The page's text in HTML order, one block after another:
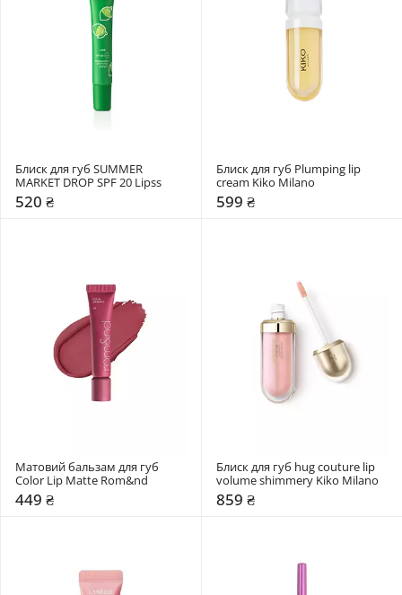
Блиск для губ SUMMER
MARKET DROP SPF 20 Lipss
520 ₴
Блиск для губ Plumping lip
cream Kiko Milano
599 ₴
Матовий бальзам для губ
449 ₴
Блиск для губ hug couture lip
volume shimmery Kiko Milano
859 ₴